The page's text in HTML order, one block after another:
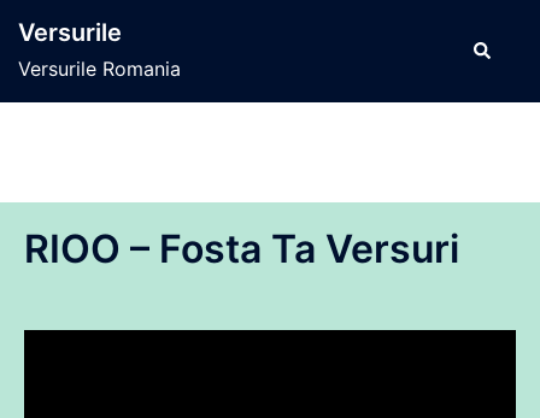
conținut
Versurile
Versurile Romania
Caută
RIOO – Fosta Ta Versuri